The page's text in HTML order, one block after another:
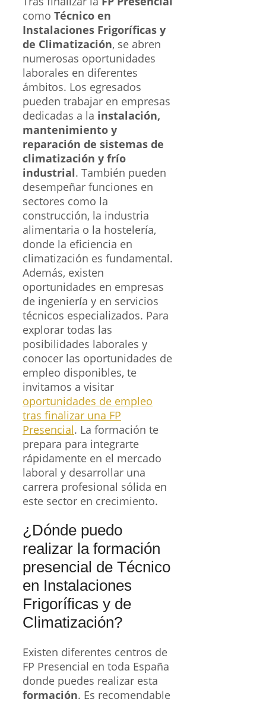
como Técnico en
Instalaciones Frigoríficas y
de Climatización, se abren
numerosas oportunidades
laborales en diferentes
ámbitos. Los egresados
pueden trabajar en empresas
dedicadas a la instalación,
mantenimiento y
reparación de sistemas de
climatización y frío
industrial. También pueden
desempeñar funciones en
sectores como la
construcción, la industria
alimentaria o la hostelería,
donde la eficiencia en
climatización es fundamental.
Además, existen
oportunidades en empresas
de ingeniería y en servicios
técnicos especializados. Para
explorar todas las
posibilidades laborales y
conocer las oportunidades de
empleo disponibles, te
invitamos a visitar
oportunidades de empleo
tras finalizar una FP
Presencial. La formación te
prepara para integrarte
rápidamente en el mercado
laboral y desarrollar una
carrera profesional sólida en
este sector en crecimiento.
¿Dónde puedo
realizar la formación
presencial de Técnico
en Instalaciones
Frigoríficas y de
Climatización?
Existen diferentes centros de
FP Presencial en toda España
donde puedes realizar esta
formación. Es recomendable